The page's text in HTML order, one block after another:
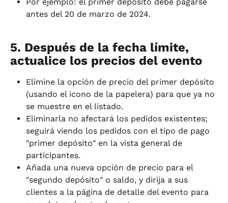
antes del 20 de marzo de 2024.
5. Después de la fecha límite,
actualice los precios del evento
Elimine la opción de precio del primer depósito
(usando el icono de la papelera) para que ya no
se muestre en el listado.
Eliminarla no afectará los pedidos existentes;
seguirá viendo los pedidos con el tipo de pago
"primer depósito" en la vista general de
participantes.
Añada una nueva opción de precio para el
"segundo depósito" o saldo, y dirija a sus
clientes a la página de detalle del evento para